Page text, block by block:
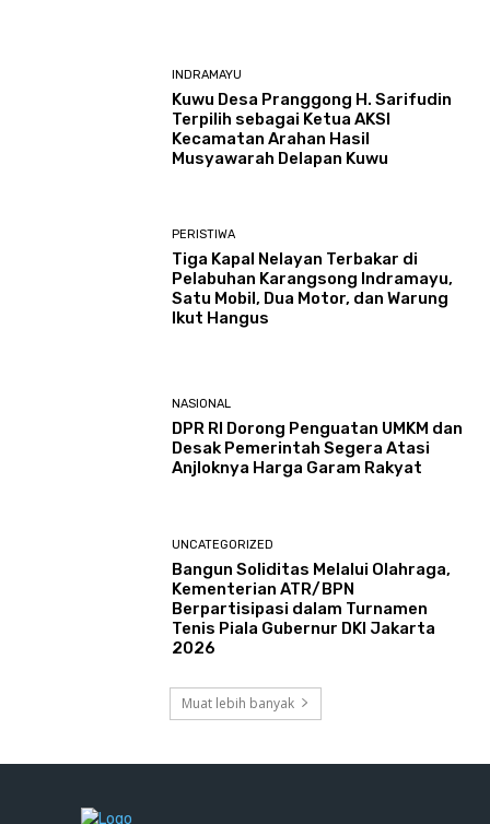
INDRAMAYU
Kuwu Desa Pranggong H. Sarifudin
Terpilih sebagai Ketua AKSI
Kecamatan Arahan Hasil
Musyawarah Delapan Kuwu
PERISTIWA
Tiga Kapal Nelayan Terbakar di
Pelabuhan Karangsong Indramayu,
Satu Mobil, Dua Motor, dan Warung
Ikut Hangus
NASIONAL
DPR RI Dorong Penguatan UMKM dan
Desak Pemerintah Segera Atasi
Anjloknya Harga Garam Rakyat
UNCATEGORIZED
Bangun Soliditas Melalui Olahraga,
Kementerian ATR/BPN
Berpartisipasi dalam Turnamen
Tenis Piala Gubernur DKI Jakarta
2026
Muat lebih banyak